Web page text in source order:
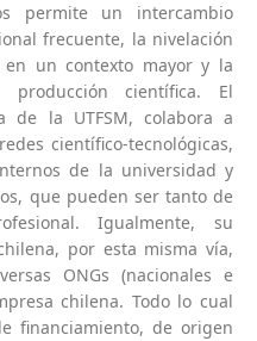
permite un intercambio
frecuente, la nivelación
un contexto mayor y la
científica. El
de la UTFSM, colabora a
científico-tecnológicas,
de la universidad y
que pueden ser tanto de
Igualmente, su
por esta misma vía,
ONGs (nacionales e
chilena. Todo lo cual
financiamiento, de origen